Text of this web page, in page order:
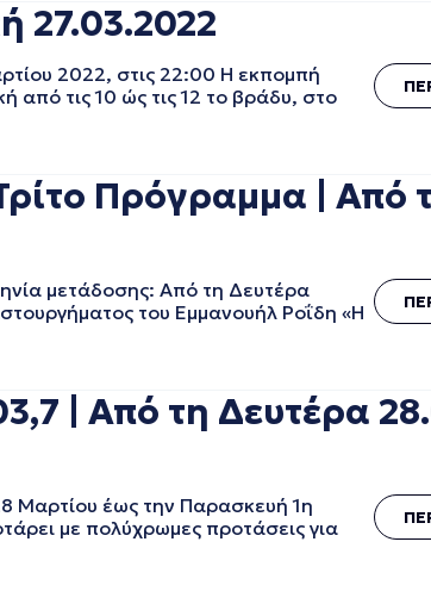
27.03.2022
2022, στις 22:00 Η εκπομπή
από τις 10 ώς τις 12 το βράδυ, στο
Πρόγραμμα | Από
μετάδοσης: Από τη Δευτέρα
του Εμμανουήλ Ροΐδη «Η
| Από τη Δευτέρα
Μαρτίου έως την Παρασκευή 1η
με πολύχρωμες προτάσεις για